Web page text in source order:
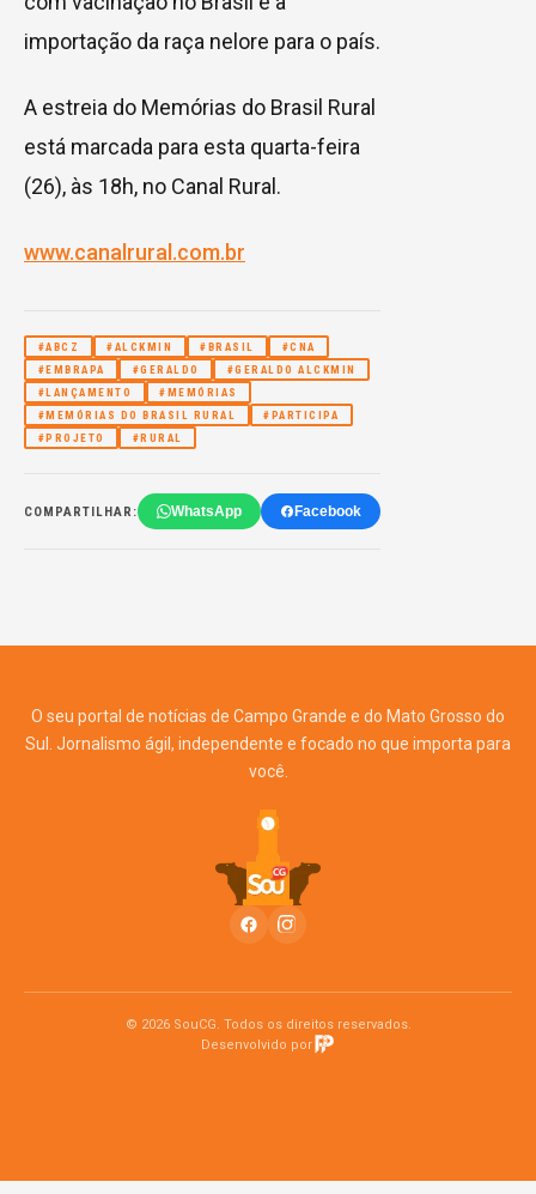
importação da raça nelore para o país.
A estreia do Memórias do Brasil Rural
está marcada para esta quarta-feira
(26), às 18h, no Canal Rural.
www.canalrural.com.br
#ABCZ #ALCKMIN #BRASIL
#CNA
#EMBRAPA
#GERALDO
#GERALDO ALCKMIN
#LANÇAMENTO
#MEMÓRIAS
#MEMÓRIAS DO BRASIL RURAL
#PARTICIPA
#PROJETO
#RURAL
COMPARTILHAR: WhatsApp Facebook
O seu portal de notícias de Campo Grande e do Mato Grosso do
Sul. Jornalismo ágil, independente e focado no que importa para
você.
© 2026 SouCG. Todos os direitos reservados.
Desenvolvido por